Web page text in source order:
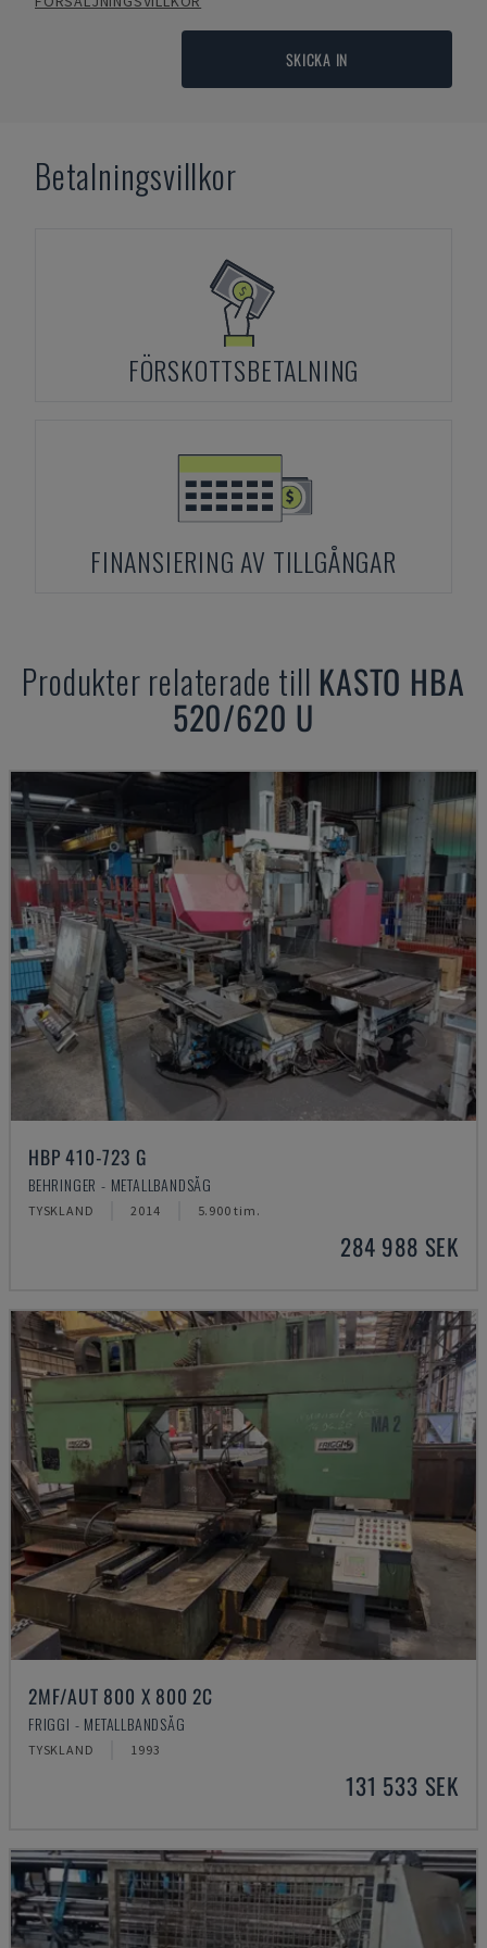
SKICKA IN
Betalningsvillkor
FÖRSKOTTSBETALNING
FINANSIERING AV TILLGÅNGAR
Produkter relaterade till KASTO HBA
520/620 U
HBP 410-723 G
BEHRINGER - METALLBANDSÅG
TYSKLAND 2014 5.900 tim.
284 988 SEK
2MF/AUT 800 X 800 2C
FRIGGI - METALLBANDSÅG
TYSKLAND 1993
131 533 SEK